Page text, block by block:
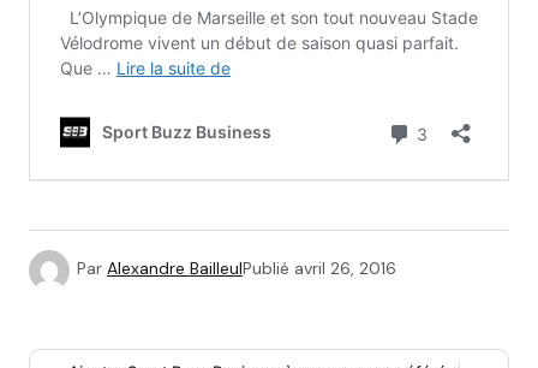
Par Alexandre BailleulPublié avril 26, 2016